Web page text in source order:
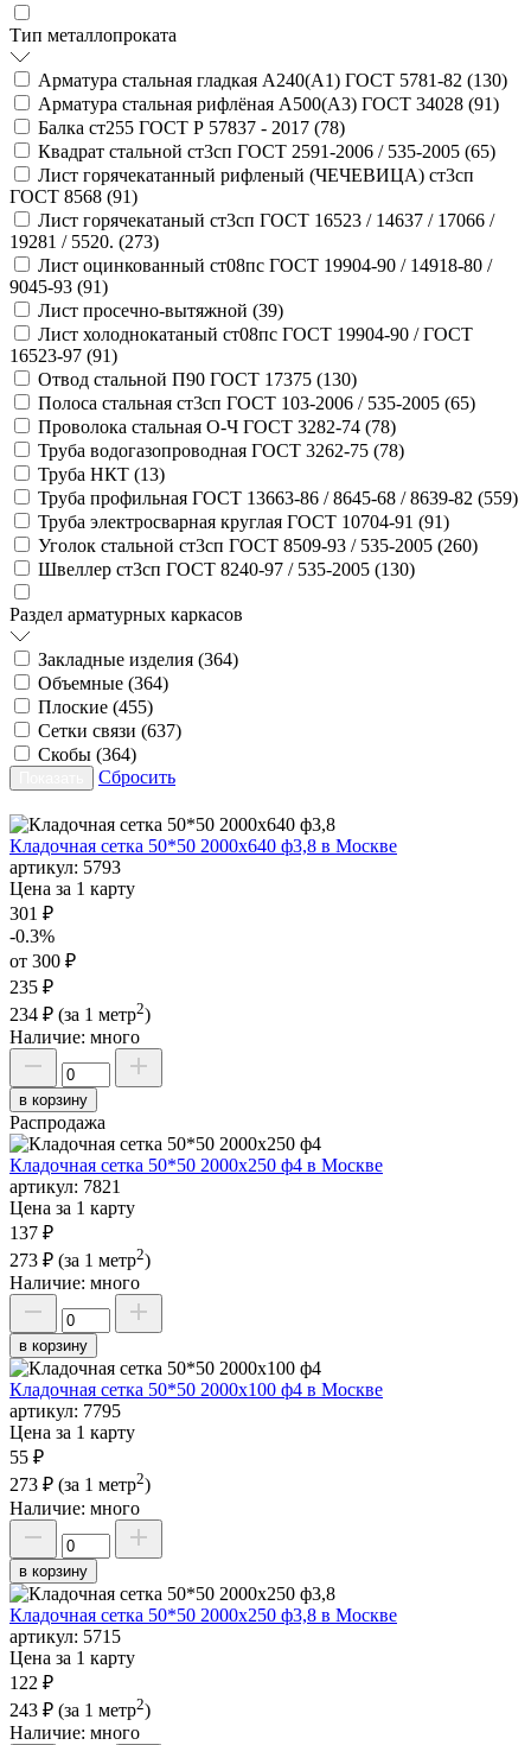
Тип металлопроката
Арматура стальная гладкая А240(А1) ГОСТ 5781-82 (130)
Арматура стальная рифлёная А500(А3) ГОСТ 34028 (91)
Балка ст255 ГОСТ Р 57837 - 2017 (78)
Квадрат стальной ст3сп ГОСТ 2591-2006 / 535-2005 (65)
Лист горячекатанный рифленый (ЧЕЧЕВИЦА) ст3сп
ГОСТ 8568 (91)
Лист горячекатаный ст3сп ГОСТ 16523 / 14637 / 17066 /
19281 / 5520. (273)
Лист оцинкованный ст08пс ГОСТ 19904-90 / 14918-80 /
9045-93 (91)
Лист просечно-вытяжной (39)
Лист холоднокатаный ст08пс ГОСТ 19904-90 / ГОСТ
16523-97 (91)
Отвод стальной П90 ГОСТ 17375 (130)
Полоса стальная ст3сп ГОСТ 103-2006 / 535-2005 (65)
Проволока стальная О-Ч ГОСТ 3282-74 (78)
Труба водогазопроводная ГОСТ 3262-75 (78)
Труба НКТ (13)
Труба профильная ГОСТ 13663-86 / 8645-68 / 8639-82 (559)
Труба электросварная круглая ГОСТ 10704-91 (91)
Уголок стальной ст3сп ГОСТ 8509-93 / 535-2005 (260)
Швеллер ст3сп ГОСТ 8240-97 / 535-2005 (130)
Раздел арматурных каркасов
Закладные изделия (364)
Объемные (364)
Плоские (455)
Сетки связи (637)
Скобы (364)
Сбросить
Кладочная сетка 50*50 2000х640 ф3,8 в Москве
артикул: 5793
Цена за 1 карту
301 ₽
-0.3%
от 300 ₽
235 ₽
234 ₽ (за 1 метр2)
Наличие: много
в корзину
Распродажа
Кладочная сетка 50*50 2000х250 ф4 в Москве
артикул: 7821
Цена за 1 карту
137 ₽
273 ₽ (за 1 метр2)
Наличие: много
в корзину
Кладочная сетка 50*50 2000х100 ф4 в Москве
артикул: 7795
Цена за 1 карту
55 ₽
273 ₽ (за 1 метр2)
Наличие: много
в корзину
Кладочная сетка 50*50 2000х250 ф3,8 в Москве
артикул: 5715
Цена за 1 карту
122 ₽
243 ₽ (за 1 метр2)
Наличие: много